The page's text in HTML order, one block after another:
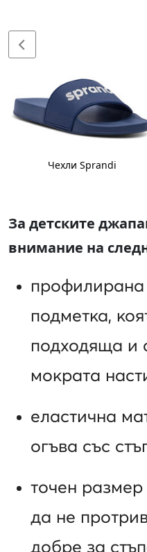
Чехли Sprandi
За детските
внимание на
подметка,
подходяща и
мократа
еластична
огъва със
точен
да не
добре за